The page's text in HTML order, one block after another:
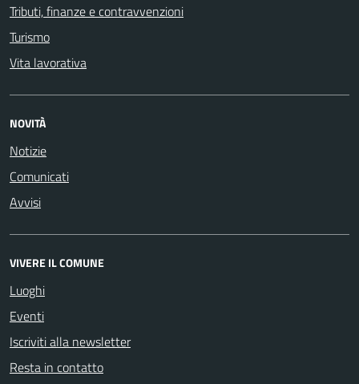
Tributi, finanze e contravvenzioni
Turismo
Vita lavorativa
NOVITÀ
Notizie
Comunicati
Avvisi
VIVERE IL COMUNE
Luoghi
Eventi
Iscriviti alla newsletter
Resta in contatto